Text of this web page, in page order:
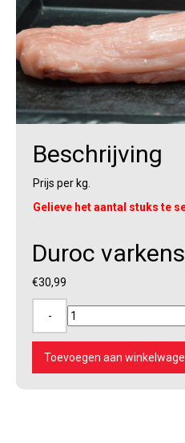
Duroc
€30,99
varkenshaasje
aantal
-
Toevoegen aan
Beschrijving
Prijs per kg.
Gelieve het aantal stuks te